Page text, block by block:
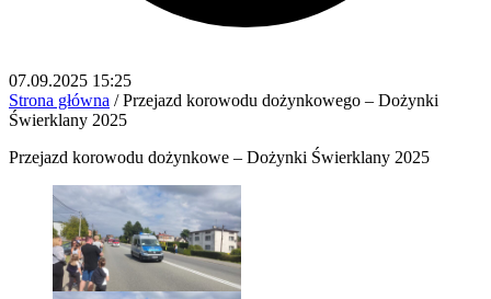
07.09.2025 15:25
Strona główna / Przejazd korowodu dożynkowego – Dożynki
Świerklany 2025
Przejazd korowodu dożynkowe – Dożynki Świerklany 2025